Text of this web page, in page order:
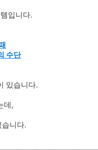
입니다.
수단
있습니다.
데,
니다.